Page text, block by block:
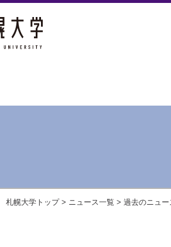
札幌大学トップ> ニュース一覧 > 過去のニュー